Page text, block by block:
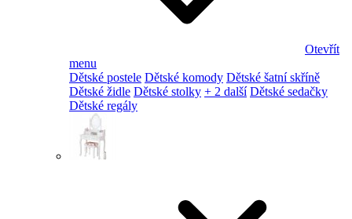
Otevřít
menu
Dětské postele Dětské komody Dětské šatní skříně
Dětské židle Dětské stolky + 2 další Dětské sedačky
Dětské regály